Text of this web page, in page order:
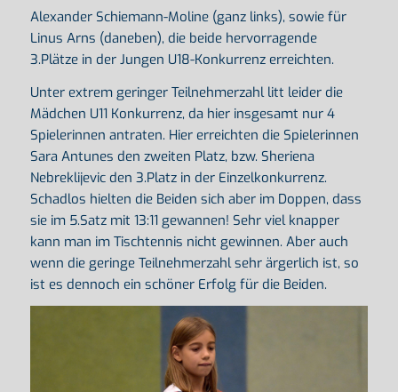
Alexander Schiemann-Moline (ganz links), sowie für
Linus Arns (daneben), die beide hervorragende
3.Plätze in der Jungen U18-Konkurrenz erreichten.
Unter extrem geringer Teilnehmerzahl litt leider die
Mädchen U11 Konkurrenz, da hier insgesamt nur 4
Spielerinnen antraten. Hier erreichten die Spielerinnen
Sara Antunes den zweiten Platz, bzw. Sheriena
Nebreklijevic den 3.Platz in der Einzelkonkurrenz.
Schadlos hielten die Beiden sich aber im Doppen, dass
sie im 5.Satz mit 13:11 gewannen! Sehr viel knapper
kann man im Tischtennis nicht gewinnen. Aber auch
wenn die geringe Teilnehmerzahl sehr ärgerlich ist, so
ist es dennoch ein schöner Erfolg für die Beiden.